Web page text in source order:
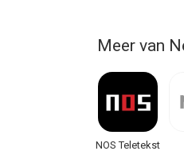
Meer van
NOS Teletekst